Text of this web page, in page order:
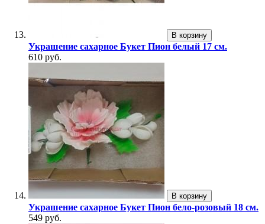
В корзину
Украшение сахарное Букет Пион белый 17 см.
610 руб.
В корзину
Украшение сахарное Букет Пион бело-розовый 18 см.
549 руб.